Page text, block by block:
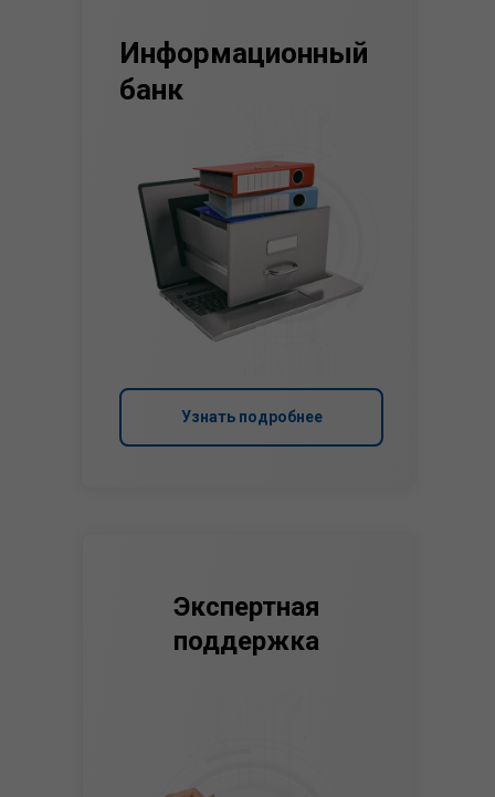
Узнать подробнее
Информационный
банк
Экспертная
поддержка